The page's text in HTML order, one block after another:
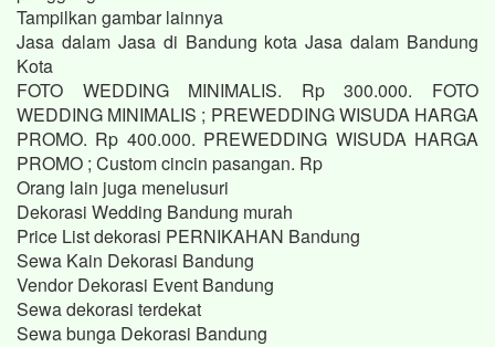
Tampilkan gambar lainnya
Jasa dalam Jasa di Bandung kota Jasa dalam Bandung
Kota
FOTO WEDDING MINIMALIS. Rp 300.000. FOTO
WEDDING MINIMALIS ; PREWEDDING WISUDA HARGA
PROMO. Rp 400.000. PREWEDDING WISUDA HARGA
PROMO ; Custom cincin pasangan. Rp
Orang lain juga menelusuri
Dekorasi Wedding Bandung murah
Price List dekorasi PERNIKAHAN Bandung
Sewa Kain Dekorasi Bandung
Vendor Dekorasi Event Bandung
Sewa dekorasi terdekat
Sewa bunga Dekorasi Bandung